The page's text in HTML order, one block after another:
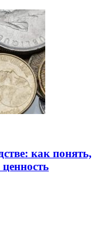
как понять,